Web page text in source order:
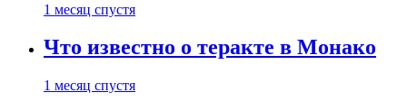
1 месяц спустя
Что известно о теракте в Монако
1 месяц спустя